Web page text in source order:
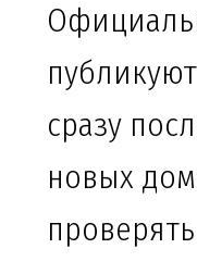
сразу
новых